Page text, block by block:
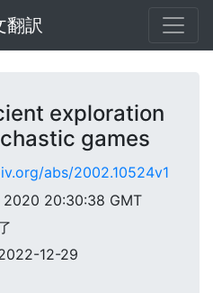
翻訳
exploration
games
abs/2002.10524v1
2020 20:30:38 GMT
12-29